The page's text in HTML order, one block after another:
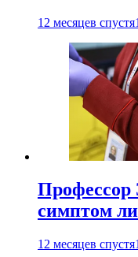
12 месяцев спустя
Профессор
симптом
12 месяцев спустя